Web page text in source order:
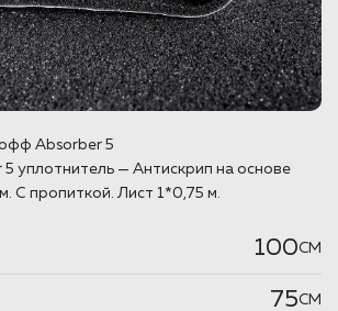
Absorber 5
уплотнитель — Антискрип на основе
С пропиткой. Лист 1*0,75 м.
100CM
75CM